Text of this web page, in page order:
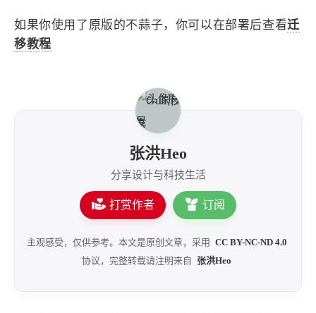
如果你使用了原版的不蒜子，你可以在部署后查看迁
移教程
张洪Heo
分享设计与科技生活
打赏作者 订阅
主观感受，仅供参考。本文是原创文章，采用 CC BY-NC-ND 4.0
协议，完整转载请注明来自
张洪Heo